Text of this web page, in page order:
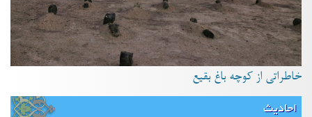
خاطراتی از کوچه باغ بقیع
احادیث